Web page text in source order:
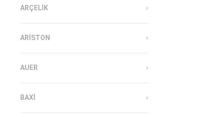
ARÇELIK
ARISTON
AUER
BAXI